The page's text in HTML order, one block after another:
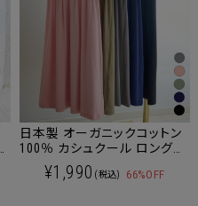
日本製 オーガニックコットン
100％ カシュクール ロング丈
インナー ワンピース マタニテ
ィ 授乳服 産後も使える
¥1,990 (税込) 66%OFF